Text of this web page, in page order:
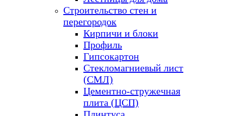
Строительство стен и
перегородок
Кирпичи и блоки
Профиль
Гипсокартон
Стекломагниевый лист
(СМЛ)
Цементно-стружечная
плита (ЦСП)